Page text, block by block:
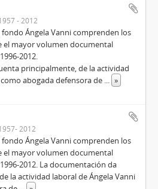
- 2012
fondo Ángela Vanni comprenden los
el mayor volumen documental
2012.
principalmente, de la actividad
abogada defensora de ... »
2012
fondo Ángela Vanni comprenden los
el mayor volumen documental
2012. La documentación da
la actividad laboral de Ángela Vanni